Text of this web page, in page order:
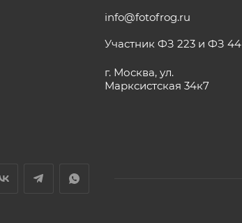
info@fotofrog.ru
Участник ФЗ 223 и ФЗ 44
г. Москва, ул.
Марксистская 34к7